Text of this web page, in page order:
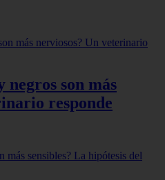
negros son más
responde